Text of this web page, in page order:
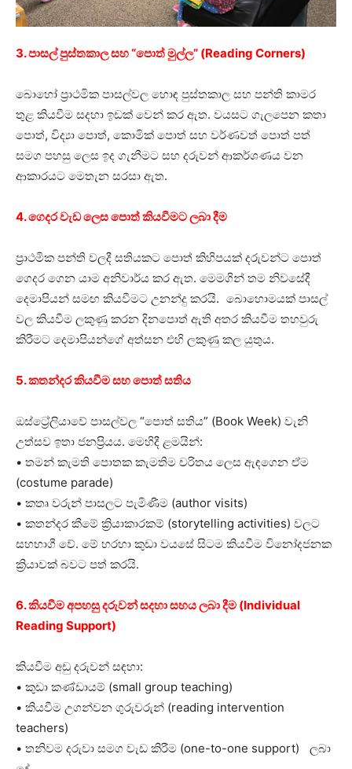
3. පාසල් පුස්තකාල සහ “පොත් මුල්ල” (Reading Corners)
බොහෝ ප්‍රාථමික පාසල්වල හොඳ පුස්තකාල සහ පන්ති කාමර
තුළ කියවීම සදහා ඉඩක් වෙන් කර ඇත. වයසට ගැලපෙන කතා
පොත්, විද්‍යා පොත්, කොමික් පොත් සහ වර්ණවත් පොත් පත්
සමග පහසු ලෙස ඉද ගැනීමට සහ දරුවන් ආකර්ශණය වන
ආකාරයට මෙතැන සරසා ඇත.
4. ගෙදර වැඩ ලෙස පොත් කියවීමට ලබා දීම
ප්‍රාථමික පන්ති වලදී සතියකට පොත් කිහිපයක් දරුවන්ට පොත්
ගෙදර ගෙන යාම අනිවාර්ය කර ඇත. මෙමගින් තම නිවසේදී
දෙමාපියන් සමඟ කියවීමට උනන්දු කරයි. බොහොමයක් පාසල්
වල කියවීම ලකුණු කරන දිනපොත් ඇති අතර කියවීම තහවුරු
කිරීමට දෙමාපියන්ගේ අත්සන එහි ලකුණු කල යුතුය.
5. කතන්දර කියවීම සහ පොත් සතිය
ඔස්ට්‍රේලියාවේ පාසල්වල “පොත් සතිය” (Book Week) වැනි
උත්සව ඉතා ජනප්‍රියය. මෙහිදී ළමයින්:
• තමන් කැමති පොතක කැමතිම චරිතය ලෙස ඇඳගෙන ඒම
(costume parade)
• කතෘ වරුන් පාසලට පැමිණීම (author visits)
• කතන්දර කීමේ ක්‍රියාකාරකම් (storytelling activities) වලට
සහභාගී වේ. මේ හරහා කුඩා වයසේ සිටම කියවීම විනෝදජනක
ක්‍රියාවක් බවට පත් කරයි.
6. කියවීම අපහසු දරුවන් සදහා සහය ලබා දීම (Individual
Reading Support)
කියවීම අඩු දරුවන් සඳහා:
• කුඩා කණ්ඩායම් (small group teaching)
• කියවීම උගන්වන ගුරුවරුන් (reading intervention
teachers)
• තනිවම දරුවා සමග වැඩ කිරීම (one-to-one support) ලබා